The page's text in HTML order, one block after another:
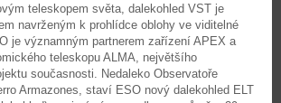
teleskopem světa, dalekohled VST je
navrženým k prohlídce oblohy ve viditelné
je významným partnerem zařízení APEX a
teleskopu ALMA, největšího
současnosti. Nedaleko Observatoře
Armazones, staví ESO nový dalekohled ELT